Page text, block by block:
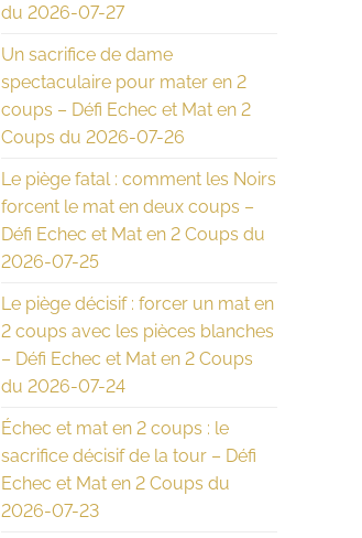
du 2026-07-27
Un sacrifice de dame
spectaculaire pour mater en 2
coups – Défi Echec et Mat en 2
Coups du 2026-07-26
Le piège fatal : comment les Noirs
forcent le mat en deux coups –
Défi Echec et Mat en 2 Coups du
2026-07-25
Le piège décisif : forcer un mat en
2 coups avec les pièces blanches
– Défi Echec et Mat en 2 Coups
du 2026-07-24
Échec et mat en 2 coups : le
sacrifice décisif de la tour – Défi
Echec et Mat en 2 Coups du
2026-07-23